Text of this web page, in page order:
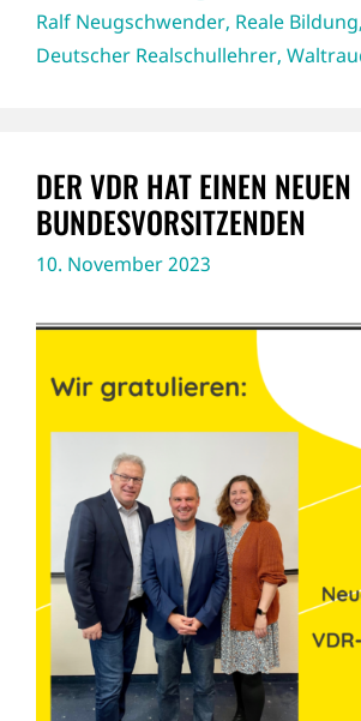
Ralf Neugschwender, Reale Bildung,
Deutscher Realschullehrer,
DER VDR HAT EINEN NEUEN
BUNDESVORSITZENDEN
10. November 2023